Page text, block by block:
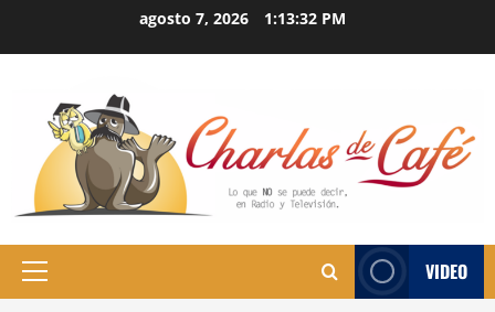
agosto 7, 2026 1:13:33 PM
Primary
VIDEO